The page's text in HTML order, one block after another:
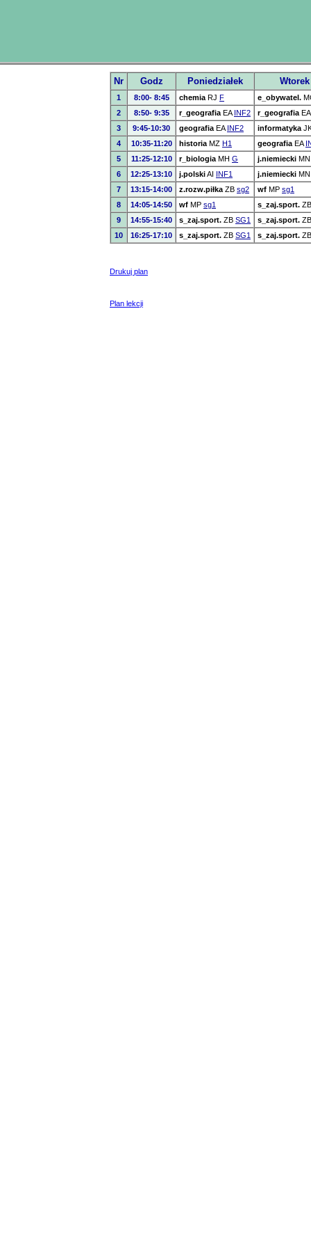
Nr Godz Poniedziałek Wtorek
1 8:00- 8:45 chemia RJ F e_obywatel.
2
8:50- 9:35 r_geografia EA INF2 r_geografia EA
3
9:45-10:30 geografia EA INF2 informatyka
4
10:35-11:20 historia MZ H1 geografia EA
5
11:25-12:10 r_biologia MH G j.niemiecki MN
6
12:25-13:10 j.polskiAI INF1 j.niemiecki MN
7
13:15-14:00 z.rozw.piłka ZB sg2 wf MP sg1
8
14:05-14:50 wf MP sg1 s_zaj.sport. ZB
9
14:55-15:40 s_zaj.sport. ZB SG1 s_zaj.sport. ZB
10
16:25-17:10 s_zaj.sport. ZB SG1 s_zaj.sport. ZB
Drukuj plan
Plan lekcji